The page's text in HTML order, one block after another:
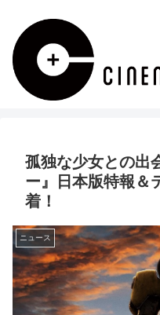
孤独な少女との出
ー』日本版特報＆
着！
ニュース